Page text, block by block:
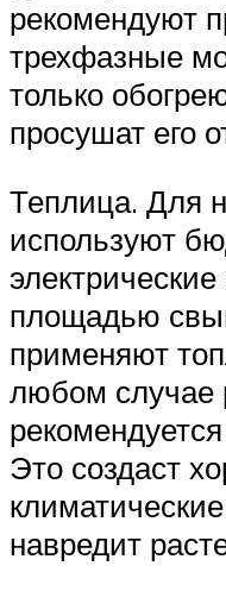
рекомендуют
трехфазные
только
просушат его
Теплица. Для
используют
площадью
применяют
любом случае
Это создаст
навредит